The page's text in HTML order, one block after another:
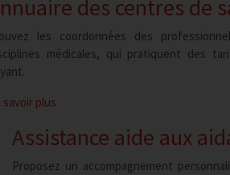
des centres de
les coordonnées des
médicales, qui pratiquent des
savoir plus
Assistance aide aux
Proposez un accompagnement